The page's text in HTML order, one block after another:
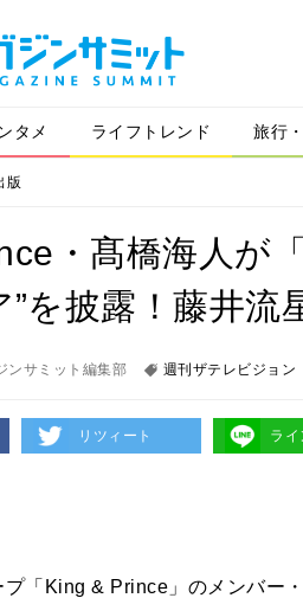
タメ ライフトレンド 旅行
版
・髙橋海人が
を披露！藤井流
ンサミット編集部 週刊ザテレビジョン
リツィート ライ
「King & Prince」のメンバー